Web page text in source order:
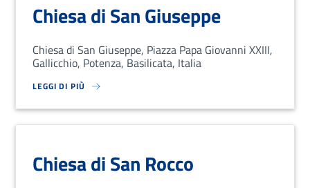
Chiesa di San Giuseppe
Chiesa di San Giuseppe, Piazza Papa Giovanni XXIII,
Gallicchio, Potenza, Basilicata, Italia
LEGGI DI PIÙ
SU LOREM IPSUM DOLOR SIT AMET, CONSECTETUR ADIPISCING
Chiesa di San Rocco